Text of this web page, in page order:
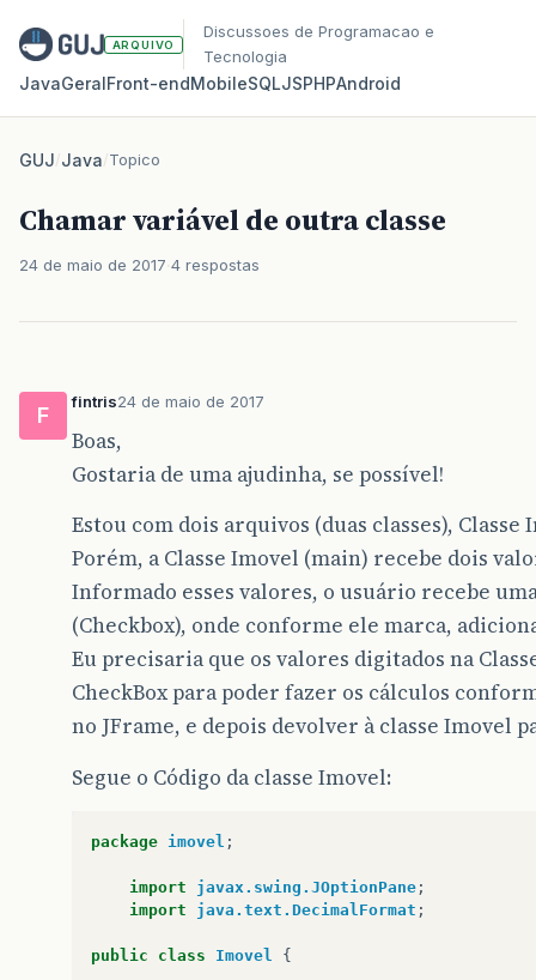
ARQUIVO
Discussoes de Programacao e
Tecnologia
JavaGeralFront‑endMobileSQLJSPHPAndroid
GUJ/Java/Topico
Chamar variável de outra classe
24 de maio de 2017 4 respostas
F
fintris24 de maio de 2017
Boas,
Gostaria de uma ajudinha, se possível!
Estou com dois arquivos (duas classes), Classe
Porém, a Classe Imovel (main) recebe dois
Informado esses valores, o usuário recebe
(Checkbox), onde conforme ele marca,
Eu precisaria que os valores digitados na
CheckBox para poder fazer os cálculos
no JFrame, e depois devolver à classe Imovel
Segue o Código da classe Imovel:
package imovel ;
import javax.swing.JOptionPane ;
import
java.text.DecimalFormat ;
public class Imovel {